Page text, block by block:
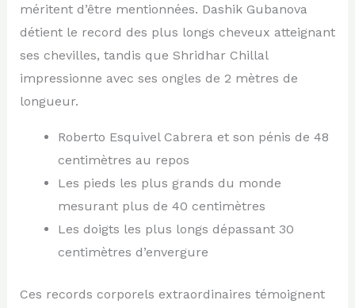
méritent d’être mentionnées. Dashik Gubanova
détient le record des plus longs cheveux atteignant
ses chevilles, tandis que Shridhar Chillal
impressionne avec ses ongles de 2 mètres de
longueur.
Roberto Esquivel Cabrera et son pénis de 48
centimètres au repos
Les pieds les plus grands du monde
mesurant plus de 40 centimètres
Les doigts les plus longs dépassant 30
centimètres d’envergure
Ces records corporels extraordinaires témoignent